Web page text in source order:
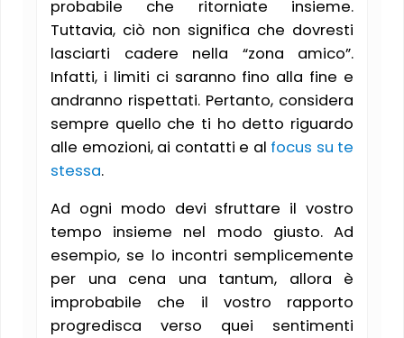
probabile che ritorniate insieme.
Tuttavia, ciò non significa che dovresti
lasciarti cadere nella “zona amico”.
Infatti, i limiti ci saranno fino alla fine e
andranno rispettati. Pertanto, considera
sempre quello che ti ho detto riguardo
alle emozioni, ai contatti e al focus su te
stessa.
Ad ogni modo devi sfruttare il vostro
tempo insieme nel modo giusto. Ad
esempio, se lo incontri semplicemente
per una cena una tantum, allora è
improbabile che il vostro rapporto
progredisca verso quei sentimenti